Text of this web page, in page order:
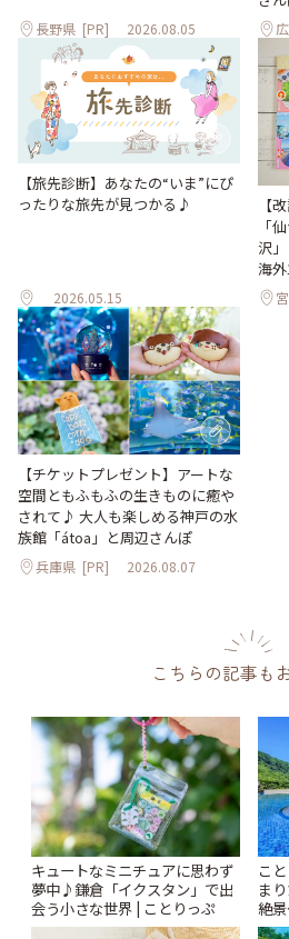
長野県 [PR] 2026.08.05
【旅先診断】あなたの“いま”にぴ
ったりな旅先が見つかる♪
2026.05.15
【
「
沢
海
【チケットプレゼント】アートな
空間ともふもふの生きものに癒や
されて♪ 大人も楽しめる神戸の水
族館「átoa」と周辺さんぽ
兵庫県 [PR] 2026.08.07
こちらの記事も
キュートなミニチュアに思わず
夢中♪鎌倉「イクスタン」で出
会う小さな世界 | ことりっぷ
こ
ま
絶
り